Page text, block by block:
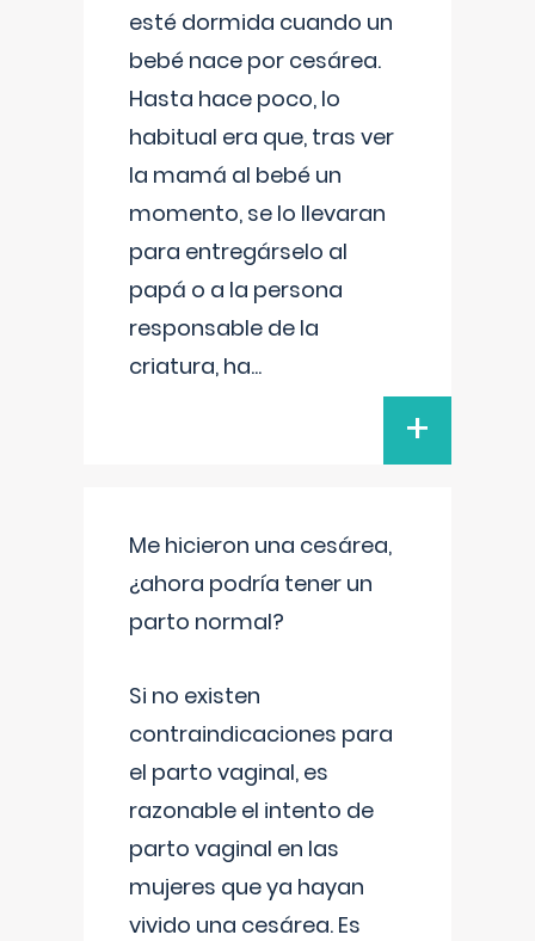
esté dormida cuando un
bebé nace por cesárea.
Hasta hace poco, lo
habitual era que, tras ver
la mamá al bebé un
momento, se lo llevaran
para entregárselo al
papá o a la persona
responsable de la
criatura, ha...
+
Me hicieron una cesárea,
¿ahora podría tener un
parto normal?
Si no existen
contraindicaciones para
el parto vaginal, es
razonable el intento de
parto vaginal en las
mujeres que ya hayan
vivido una cesárea. Es